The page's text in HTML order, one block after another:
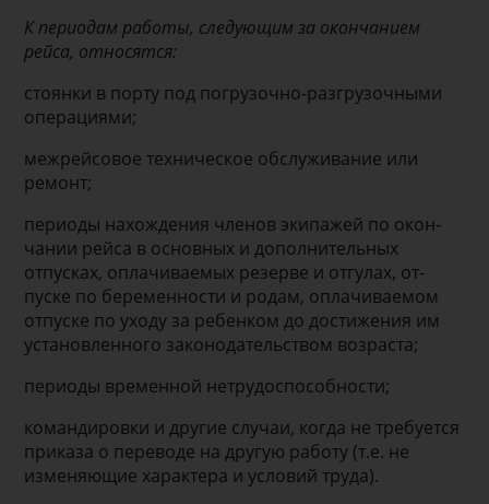
К периодам работы, следующим за окончанием
рейса, относятся:
стоянки в порту под погрузочно-разгрузочными
операциями;
межрейсовое техническое обслуживание или
ремонт;
периоды нахождения членов экипажей по окон­
чании рейса в основных и дополнительных
отпусках, оплачиваемых резерве и отгулах, от­
пуске по беременности и родам, оплачиваемом
отпуске по уходу за ребенком до достижения им
установленного законодательством возраста;
периоды временной нетрудоспособности;
командировки и другие случаи, когда не тре­буется
приказа о переводе на другую рабо­ту (т.е. не
изменяющие характера и условий труда).